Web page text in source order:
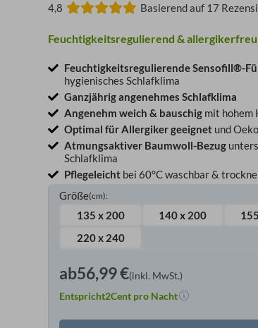
4,8 Basierend auf 17
Feuchtigkeitsregulierend &
Feuchtigkeitsregulierende Sensofill®-
hygienisches Schlafklima
Ganzjährig angenehmes Schlafklima
Angenehm weich & bauschig mit hohem
Optimal für Allergiker geeignet und
Atmungsaktiver Baumwoll-Bezug
Schlafklima
Pflegeleicht bei 60°C waschbar &
Größe(cm):
135 x 200 140 x 200
220 x 240
ab56,99€(inkl. MwSt.)
Entspricht2Cent pro Nacht